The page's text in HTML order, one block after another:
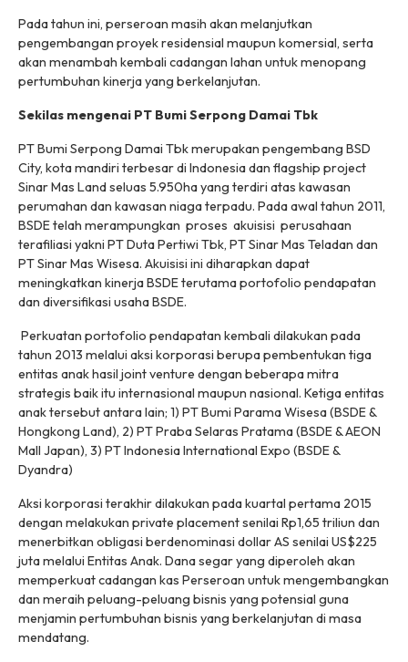
Pada tahun ini, perseroan masih akan melanjutkan
pengembangan proyek residensial maupun komersial, serta
akan menambah kembali cadangan lahan untuk menopang
pertumbuhan kinerja yang berkelanjutan.
Sekilas mengenai PT Bumi Serpong Damai Tbk
PT Bumi Serpong Damai Tbk merupakan pengembang BSD
City, kota mandiri terbesar di Indonesia dan flagship project
Sinar Mas Land seluas 5.950ha yang terdiri atas kawasan
perumahan dan kawasan niaga terpadu. Pada awal tahun 2011,
BSDE telah merampungkan proses akuisisi perusahaan
terafiliasi yakni PT Duta Pertiwi Tbk, PT Sinar Mas Teladan dan
PT Sinar Mas Wisesa. Akuisisi ini diharapkan dapat
meningkatkan kinerja BSDE terutama portofolio pendapatan
dan diversifikasi usaha BSDE.
Perkuatan portofolio pendapatan kembali dilakukan pada
tahun 2013 melalui aksi korporasi berupa pembentukan tiga
entitas anak hasil joint venture dengan beberapa mitra
strategis baik itu internasional maupun nasional. Ketiga entitas
anak tersebut antara lain; 1) PT Bumi Parama Wisesa (BSDE &
Hongkong Land), 2) PT Praba Selaras Pratama (BSDE & AEON
Mall Japan), 3) PT Indonesia International Expo (BSDE &
Dyandra)
Aksi korporasi terakhir dilakukan pada kuartal pertama 2015
dengan melakukan private placement senilai Rp1,65 triliun dan
menerbitkan obligasi berdenominasi dollar AS senilai US$225
juta melalui Entitas Anak. Dana segar yang diperoleh akan
memperkuat cadangan kas Perseroan untuk mengembangkan
dan meraih peluang-peluang bisnis yang potensial guna
menjamin pertumbuhan bisnis yang berkelanjutan di masa
mendatang.